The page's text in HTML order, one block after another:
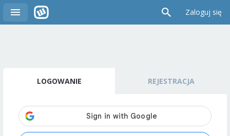
Zaloguj się
LOGOWANIE REJESTRACJA